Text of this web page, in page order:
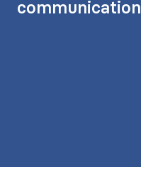
communication